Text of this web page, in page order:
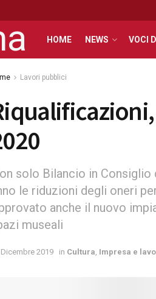
HOME NEWS VOCI
Lavori pubblici
solo Bilancio in
le riduzioni degli oneri
anche il nuovo
museali
Dicembre 2019 in Cultura Impresa e